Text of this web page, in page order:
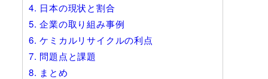
4. 日本の現状と割合
5. 企業の取り組み事例
6. ケミカルリサイクルの利点
7. 問題点と課題
8. まとめ